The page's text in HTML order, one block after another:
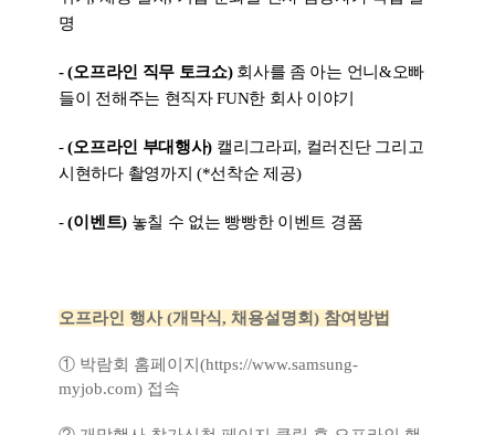
명
- (오프라인 직무 토크쇼) 회사를 좀 아는 언니&오빠
들이 전해주는 현직자 FUN한 회사 이야기
-(오프라인 부대행사) 캘리그라피, 컬러진단 그리고
시현하다 촬영까지 (*선착순 제공)
-(이벤트) 놓칠 수 없는 빵빵한 이벤트 경품
오프라인 행사 (개막식, 채용설명회) 참여방법
① 박람회 홈페이지(https://www.samsung-
myjob.com) 접속